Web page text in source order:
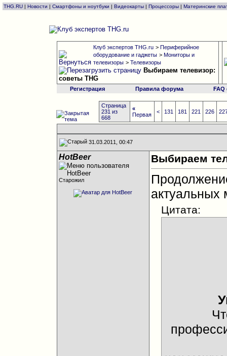
THG.RU | Новости | Смартфоны и ноутбуки | Видеокарты | Процессоры | Материнские
Клуб экспертов THG.ru > Периферийное
оборудование и гаджеты > Мониторы и
телевизоры > Телевизоры
Выбираем телевизор:
советы THG
Регистрация Правила форума
Страница
231 из
668
«
Первая
< 131 181 221 226
31.03.2011, 00:47
HotBeer
Старожил
Выбираем
актуальных
Цитата: